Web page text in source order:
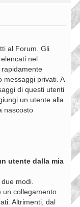
al Forum. Gli
nel
messaggi privati. A
di questi utenti
un utente alla
nascosto
utente dalla mia
modi.
un collegamento
Altrimenti, dal